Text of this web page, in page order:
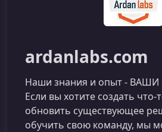
ardanlabs.com
Наши знания и опыт - ВАШИ
Если вы хотите создать что-
обновить существующее
обучить свою команду, мы